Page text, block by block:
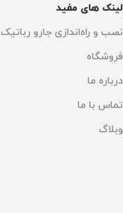
لینک های مفید
نصب و راه‌اندازی جارو رباتیک
فروشگاه
درباره ما
تماس با ما
وبلاگ